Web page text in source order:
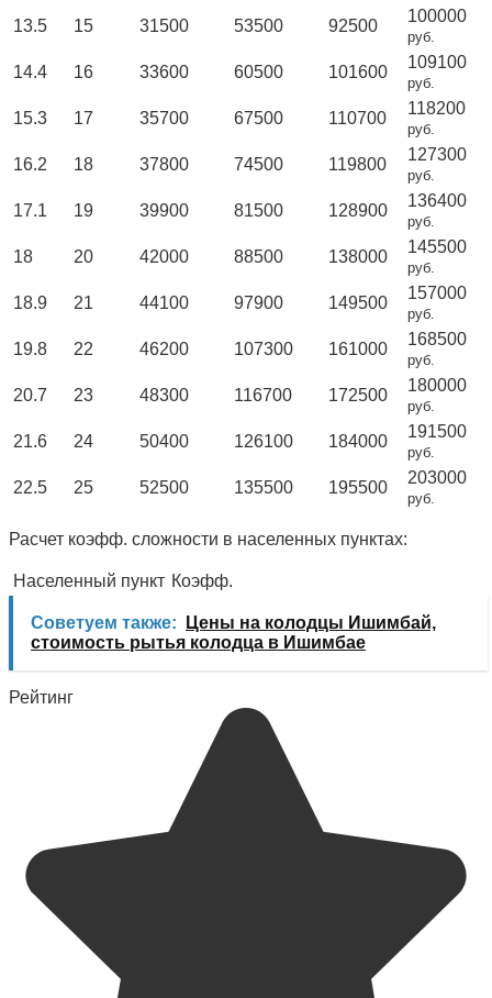
13.5 15 31500 53500 92500
100000
руб.
14.4 16 33600 60500 101600
109100
руб.
15.3 17 35700 67500 110700
118200
руб.
16.2 18 37800 74500 119800
127300
руб.
17.1 19 39900 81500 128900
136400
руб.
18 20 42000 88500 138000
145500
руб.
18.9 21 44100 97900 149500
157000
руб.
19.8 22 46200 107300 161000
168500
руб.
20.7 23 48300 116700 172500
180000
руб.
21.6 24 50400 126100 184000
191500
руб.
22.5 25 52500 135500 195500
203000
руб.
Расчет коэфф. сложности в населенных пунктах:
Населенный пункт Коэфф.
Советуем также:
Цены на колодцы Ишимбай,
стоимость рытья колодца в Ишимбае
Рейтинг